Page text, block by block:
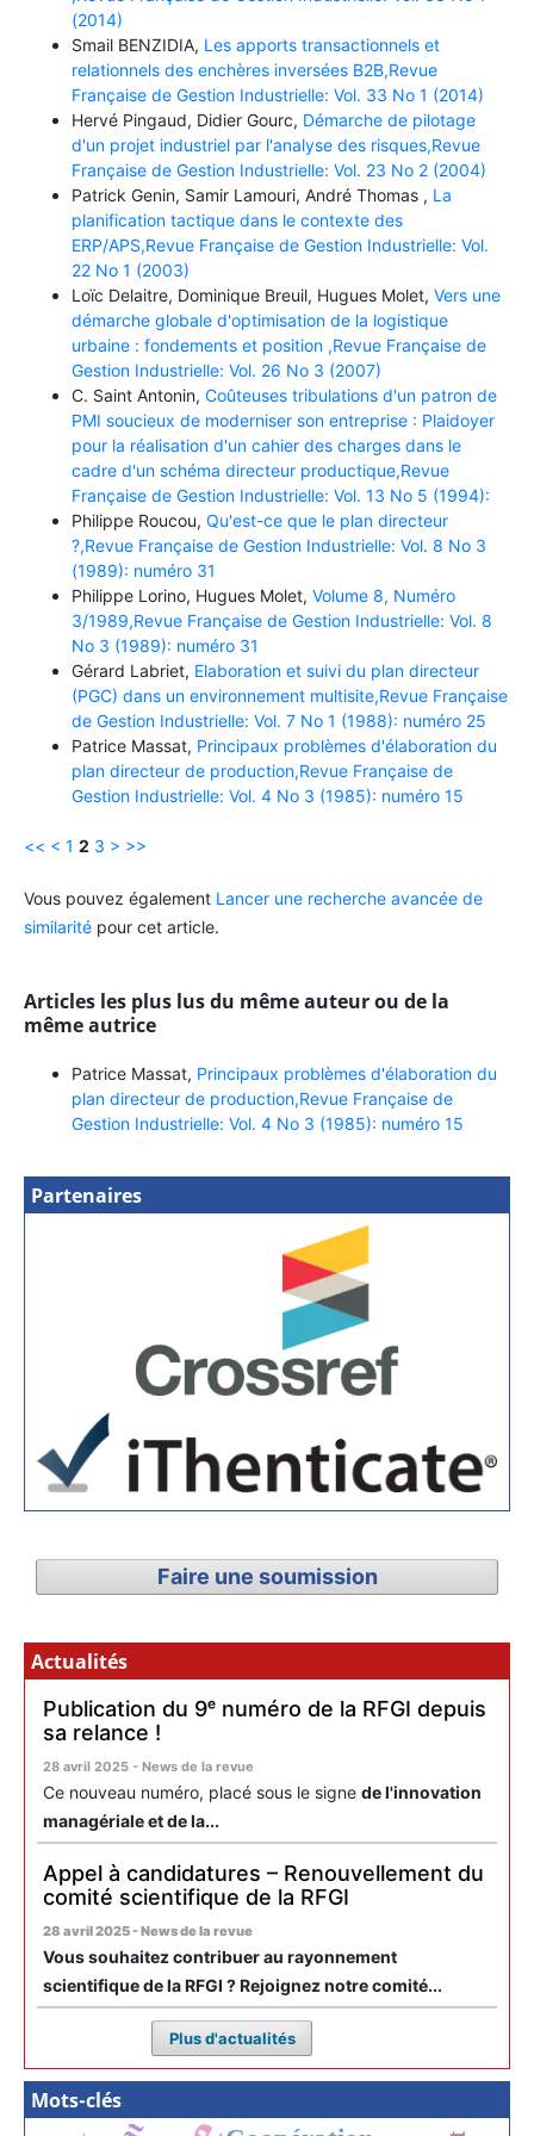
(2014)
Smail BENZIDIA, Les apports transactionnels et
relationnels des enchères inversées B2B,Revue
Française de Gestion Industrielle: Vol. 33 No 1 (2014)
Hervé Pingaud, Didier Gourc, Démarche de pilotage
d'un projet industriel par l'analyse des risques,Revue
Française de Gestion Industrielle: Vol. 23 No 2 (2004)
Patrick Genin, Samir Lamouri, André Thomas , La
planification tactique dans le contexte des
ERP/APS,Revue Française de Gestion Industrielle: Vol.
22 No 1 (2003)
Loïc Delaitre, Dominique Breuil, Hugues Molet, Vers une
démarche globale d'optimisation de la logistique
urbaine : fondements et position ,Revue Française de
Gestion Industrielle: Vol. 26 No 3 (2007)
C. Saint Antonin, Coûteuses tribulations d'un patron de
PMI soucieux de moderniser son entreprise : Plaidoyer
pour la réalisation d'un cahier des charges dans le
cadre d'un schéma directeur productique,Revue
Française de Gestion Industrielle: Vol. 13 No 5 (1994):
Philippe Roucou, Qu'est-ce que le plan directeur
?,Revue Française de Gestion Industrielle: Vol. 8 No 3
(1989): numéro 31
Philippe Lorino, Hugues Molet, Volume 8, Numéro
3/1989,Revue Française de Gestion Industrielle: Vol. 8
No 3 (1989): numéro 31
Gérard Labriet, Elaboration et suivi du plan directeur
(PGC) dans un environnement multisite,Revue Française
de Gestion Industrielle: Vol. 7 No 1 (1988): numéro 25
Patrice Massat, Principaux problèmes d'élaboration du
plan directeur de production,Revue Française de
Gestion Industrielle: Vol. 4 No 3 (1985): numéro 15
<< < 1 2 3 > >>
Vous pouvez également Lancer une recherche avancée de
similaritépour cet article.
Articles les plus lus du même auteur ou de la
même autrice
Patrice Massat, Principaux problèmes d'élaboration du
plan directeur de production,Revue Française de
Gestion Industrielle: Vol. 4 No 3 (1985): numéro 15
Partenaires
Faire une soumission
Actualités
Publication du 9ᵉ numéro de la RFGI depuis
sa relance !
28 avril 2025 - News de la revue
Ce nouveau numéro, placé sous le signe de l'innovation
managériale et de la...
Appel à candidatures – Renouvellement du
comité scientifique de la RFGI
28 avril 2025 - News de la revue
Vous souhaitez contribuer au rayonnement
scientifique de la RFGI ? Rejoignez notre comité...
Plus d'actualités
Mots-clés